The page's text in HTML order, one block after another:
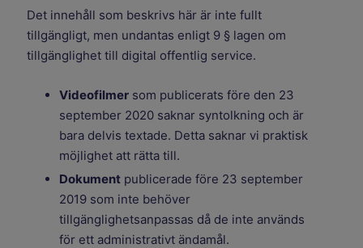
Det innehåll som beskrivs här är inte fullt
tillgängligt, men undantas enligt 9 § lagen om
tillgänglighet till digital offentlig service.
Videofilmer som publicerats före den 23
september 2020 saknar syntolkning och är
bara delvis textade. Detta saknar vi praktisk
möjlighet att rätta till.
Dokument publicerade före 23 september
2019 som inte behöver
tillgänglighetsanpassas då de inte används
för ett administrativt ändamål.